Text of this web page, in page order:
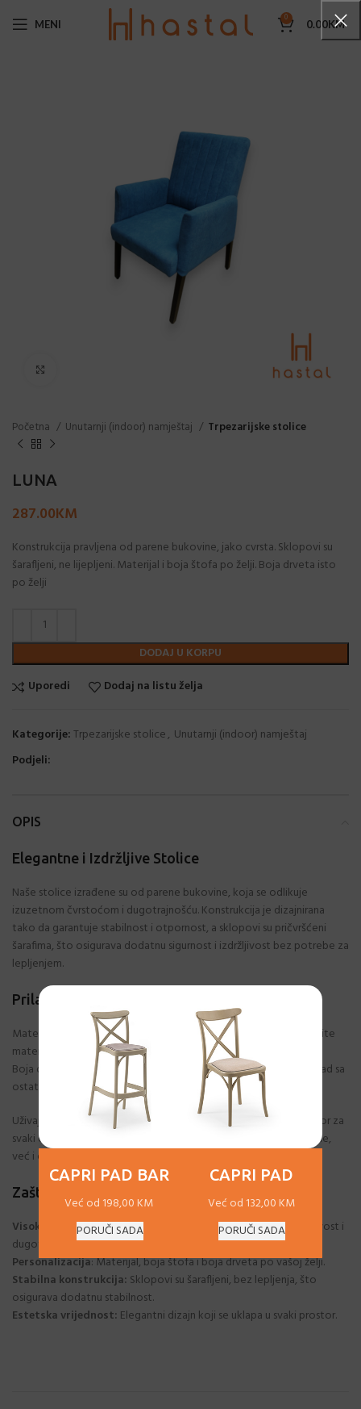
CAPRI PAD BAR
Već od 198,00 KM
CAPRI PAD
Već od 132,00 KM
PORUČI SADA
PORUČI SADA
MENI 0 0.00KM
Početna Unutarnji (indoor) namještaj Trpezarijske stolice
LUNA
287.00KM
Konstrukcija pravljena od parene bukovine, jako cvrsta. Sklopovi su
šarafljeni, ne lijepljeni. Materijal i boja štofa po želji. Boja drveta isto
po želji
DODAJ U KORPU
Uporedi
Dodaj na listu želja
Kategorije:Trpezarijske stolice, Unutarnji (indoor) namještaj
Podjeli:
OPIS
Elegantne i Izdržljive Stolice
Naše stolice izrađene su od parene bukovine, koja se odlikuje
izuzetnom čvrstoćom i dugotrajnošću. Konstrukcija je dizajnirana
tako da garantuje stabilnost i otpornost, a sklopovi su pričvršćeni
šarafima, što osigurava dodatnu sigurnost i izdržljivost bez potrebe za
lepljenjem.
Prilagodite Po Svojoj Želji
Materijal i boja štofa: Potpuno prilagodljivi vašim željama. Izaberite
materijal i boju koji će se savršeno uklopiti u vaš prostor.
Boja drveta: Takođe po vašoj želji, kako biste stvorili savršeni sklad sa
ostatkom enterijera.
Uživajte u udobnosti i eleganciji naših stolica, koje su savršen izbor za
svaki dom ili poslovni prostor. Naše stolice nisu samo funkcionalne,
već i estetski privlačne, čineći svaki prostor sofisticiranijim.
Zašto Izabrati Naše Stolice?
Visokokvalitetni materijali:
Parena bukovina garantuje izdržljivost i
dugotrajnost.
Personalizacija: Materijal, boja štofa i boja drveta po vašoj želji.
Stabilna konstrukcija: Sklopovi su šarafljeni, bez lepljenja, što
osigurava dodatnu stabilnost.
Estetska vrijednost: Elegantni dizajn koji se uklapa u svaki prostor.